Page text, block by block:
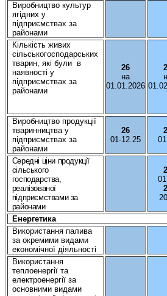
Виробництвокультур
ягідниху
підприємствахза
районами
Кількість живих
сільськогосподарських
тварин, які були в
наявності у
підприємствахза
районами
26
на
01.01.2026
Виробництво продукції
тваринництвау
підприємствахза
районами
26
01-12.25
Середні ціни продукції
сільського
господарства,
реалізованої
підприємствамиза
районами
Енергетика
Використання палива
за окремимивидами
економічної діяльності
Використання
теплоенергіїта
електроенергіїза
основнимивидами